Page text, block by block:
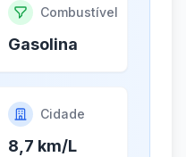
Combustível
Gasolina
Cidade
8,7 km/L